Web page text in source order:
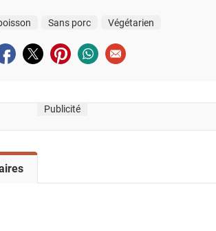
Sans porc Végétarien
sur facebook
Partager sur twitter
Partager sur pinterest
Partager sur whatsapp
Envoyer à un ami
Publicité